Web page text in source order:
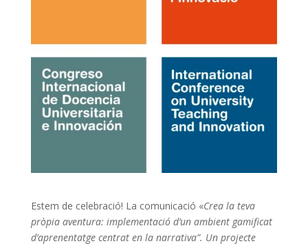
Estem de celebració! La comunicació «Crea la teva
pròpia aventura: implementació d’un ambient gamificat
d’aprenentatge centrat en la narrativa”. Un projecte